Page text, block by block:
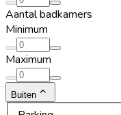
Aantal badkamers
Minimum
Maximum
Buiten